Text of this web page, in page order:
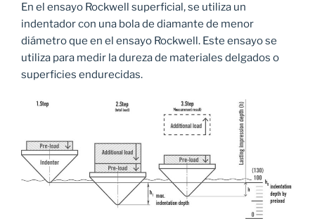
En el ensayo Rockwell superficial, se utiliza un
indentador con una bola de diamante de menor
diámetro que en el ensayo Rockwell. Este ensayo se
utiliza para medir la dureza de materiales delgados o
superficies endurecidas.